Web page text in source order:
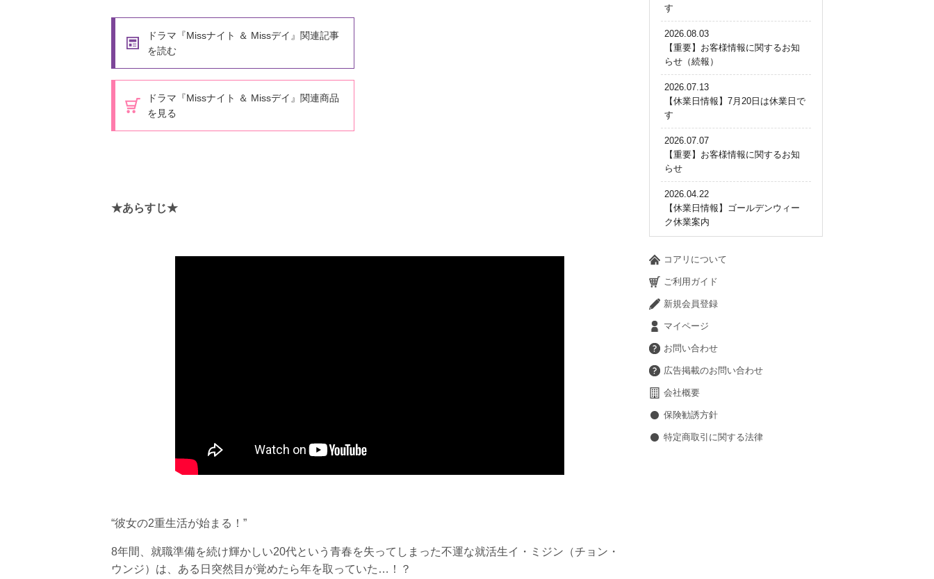
ドラマ『Missナイト ＆ Missデイ』関連記事
を読む
ドラマ『Missナイト ＆ Missデイ』関連商品
を見る
★あらすじ★
“彼女の2重生活が始まる！”
8年間、就職準備を続け輝かしい20代という青春を失ってしまった不運な就活生イ・ミジン（チョン・
ウンジ）は、ある日突然目が覚めたら年を取っていた…！？
す
2026.08.03
【重要】お客様情報に関するお知
らせ（続報）
2026.07.13
【休業日情報】7月20日は休業日で
す
2026.07.07
【重要】お客様情報に関するお知
らせ
2026.04.22
【休業日情報】ゴールデンウィー
ク休業案内
コアリについて
ご利用ガイド
新規会員登録
マイページ
お問い合わせ
広告掲載のお問い合わせ
会社概要
保険勧誘方針
特定商取引に関する法律